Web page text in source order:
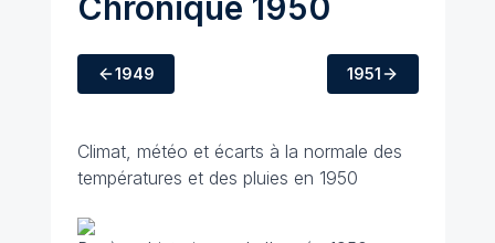
1949 1951
Climat, météo et écarts à la normale des
températures et des pluies en 1950